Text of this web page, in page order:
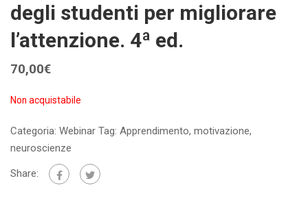
degli studenti per migliorare
l’attenzione. 4ª ed.
70,00€
Non acquistabile
Categoria: Webinar Tag: Apprendimento, motivazione,
neuroscienze
Share: